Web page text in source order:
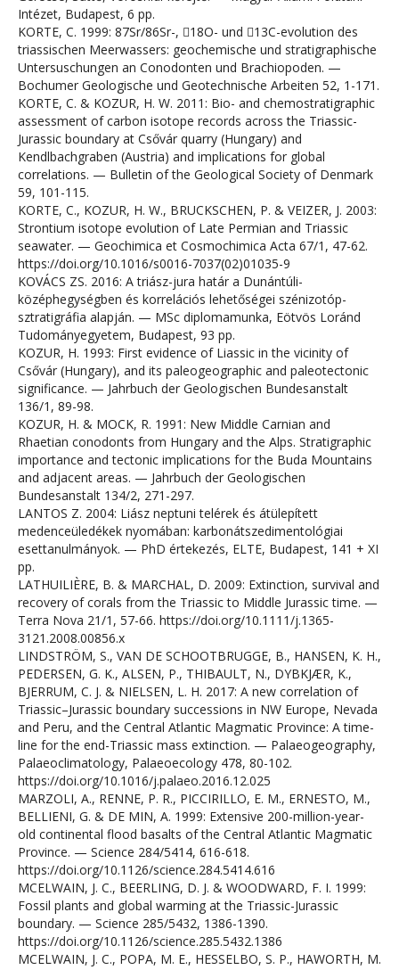
Intézet, Budapest, 6 pp.
KORTE, C. 1999: 87Sr/86Sr-, 18O- und 13C-evolution des
triassischen Meerwassers: geochemische und stratigraphische
Untersuschungen an Conodonten und Brachiopoden. —
Bochumer Geologische und Geotechnische Arbeiten 52, 1-171.
KORTE, C. & KOZUR, H. W. 2011: Bio- and chemostratigraphic
assessment of carbon isotope records across the Triassic-
Jurassic boundary at Csővár quarry (Hungary) and
Kendlbachgraben (Austria) and implications for global
correlations. — Bulletin of the Geological Society of Denmark
59, 101-115.
KORTE, C., KOZUR, H. W., BRUCKSCHEN, P. & VEIZER, J. 2003:
Strontium isotope evolution of Late Permian and Triassic
seawater. — Geochimica et Cosmochimica Acta 67/1, 47-62.
https://doi.org/10.1016/s0016-7037(02)01035-9
KOVÁCS ZS. 2016: A triász-jura határ a Dunántúli-
középhegységben és korrelációs lehetőségei szénizotóp-
sztratigráfia alapján. — MSc diplomamunka, Eötvös Loránd
Tudományegyetem, Budapest, 93 pp.
KOZUR, H. 1993: First evidence of Liassic in the vicinity of
Csővár (Hungary), and its paleogeographic and paleotectonic
significance. — Jahrbuch der Geologischen Bundesanstalt
136/1, 89-98.
KOZUR, H. & MOCK, R. 1991: New Middle Carnian and
Rhaetian conodonts from Hungary and the Alps. Stratigraphic
importance and tectonic implications for the Buda Mountains
and adjacent areas. — Jahrbuch der Geologischen
Bundesanstalt 134/2, 271-297.
LANTOS Z. 2004: Liász neptuni telérek és átülepített
medenceüledékek nyomában: karbonátszedimentológiai
esettanulmányok. — PhD értekezés, ELTE, Budapest, 141 + XI
pp.
LATHUILIÈRE, B. & MARCHAL, D. 2009: Extinction, survival and
recovery of corals from the Triassic to Middle Jurassic time. —
Terra Nova 21/1, 57-66. https://doi.org/10.1111/j.1365-
3121.2008.00856.x
LINDSTRÖM, S., VAN DE SCHOOTBRUGGE, B., HANSEN, K. H.,
PEDERSEN, G. K., ALSEN, P., THIBAULT, N., DYBKJÆR, K.,
BJERRUM, C. J. & NIELSEN, L. H. 2017: A new correlation of
Triassic–Jurassic boundary successions in NW Europe, Nevada
and Peru, and the Central Atlantic Magmatic Province: A time-
line for the end-Triassic mass extinction. — Palaeogeography,
Palaeoclimatology, Palaeoecology 478, 80-102.
https://doi.org/10.1016/j.palaeo.2016.12.025
MARZOLI, A., RENNE, P. R., PICCIRILLO, E. M., ERNESTO, M.,
BELLIENI, G. & DE MIN, A. 1999: Extensive 200-million-year-
old continental flood basalts of the Central Atlantic Magmatic
Province. — Science 284/5414, 616-618.
https://doi.org/10.1126/science.284.5414.616
MCELWAIN, J. C., BEERLING, D. J. & WOODWARD, F. I. 1999:
Fossil plants and global warming at the Triassic-Jurassic
boundary. — Science 285/5432, 1386-1390.
https://doi.org/10.1126/science.285.5432.1386
MCELWAIN, J. C., POPA, M. E., HESSELBO, S. P., HAWORTH, M.